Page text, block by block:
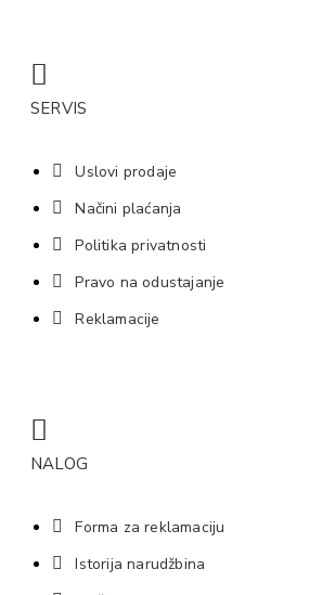
SERVIS
Uslovi prodaje
Načini plaćanja
Politika privatnosti
Pravo na odustajanje
Reklamacije
NALOG
Forma za reklamaciju
Istorija narudžbina